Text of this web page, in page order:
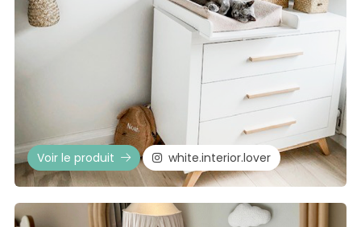
Voir le produit white.interior.lover